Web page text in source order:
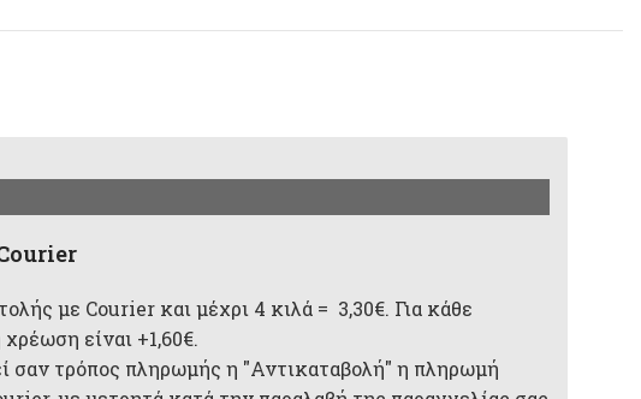
με Courier και μέχρι 4 κιλά = 3,30€. Για κάθε
είναι +1,60€.
σαν τρόπος πληρωμής η "Αντικαταβολή" η πληρωμή